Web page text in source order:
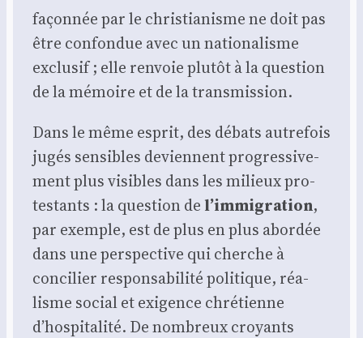
façon­née par le chris­tia­nisme ne doit pas
être confon­due avec un natio­na­lisme
exclu­sif ; elle ren­voie plu­tôt à la ques­tion
de la mémoire et de la trans­mis­sion.
Dans le même esprit, des débats autre­fois
jugés sen­sibles deviennent pro­gres­si­ve­
ment plus visibles dans les milieux pro­
tes­tants : la ques­tion de l’immigration,
par exemple, est de plus en plus abor­dée
dans une pers­pec­tive qui cherche à
conci­lier res­pon­sa­bi­li­té poli­tique, réa­
lisme social et exi­gence chré­tienne
d’hospitalité. De nom­breux croyants